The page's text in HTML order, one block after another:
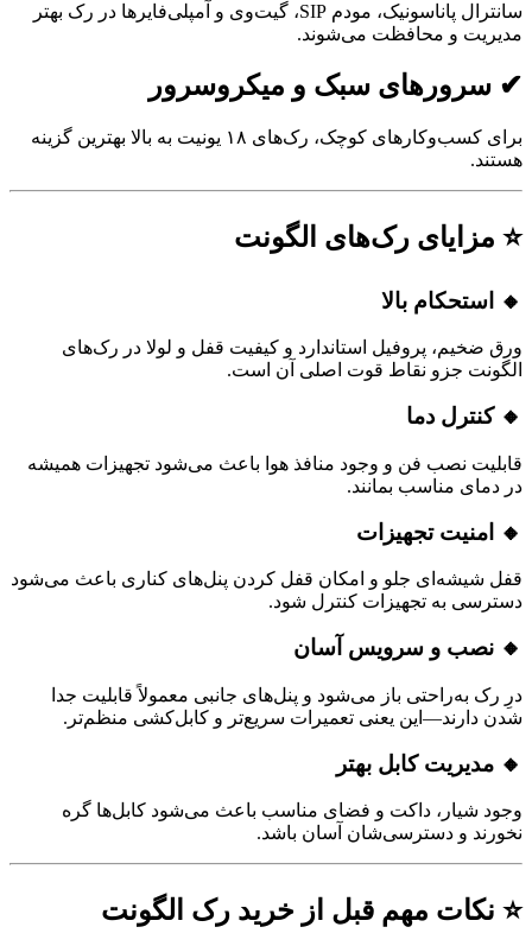
سانترال پاناسونیک، مودم SIP، گیت‌وی و آمپلی‌فایرها در رک بهتر
و محافظت می‌شوند.
سبک و میکروسرور
برای کسب‌وکارهای کوچک، رک‌های ۱۸ یونیت به بالا بهترین گزینه
رک‌های الگونت
بالا
پروفیل استاندارد و کیفیت قفل و لولا در رک‌های
جزو نقاط قوت اصلی آن است.
دما
نصب فن و وجود منافذ هوا باعث می‌شود تجهیزات همیشه
مناسب بمانند.
تجهیزات
جلو و امکان قفل کردن پنل‌های کناری باعث می‌شود
به تجهیزات کنترل شود.
و سرویس آسان
به‌راحتی باز می‌شود و پنل‌های جانبی معمولاً قابلیت جدا
یعنی تعمیرات سریع‌تر و کابل‌کشی منظم‌تر.
کابل بهتر
شیار، داکت و فضای مناسب باعث می‌شود کابل‌ها گره
و دسترسی‌شان آسان باشد.
مهم قبل از خرید رک الگونت